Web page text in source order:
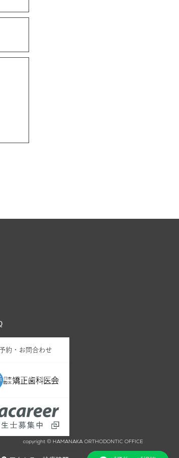
約・お問合わせ
copyright © HAMANAKA ORTHODONTIC OFFICE